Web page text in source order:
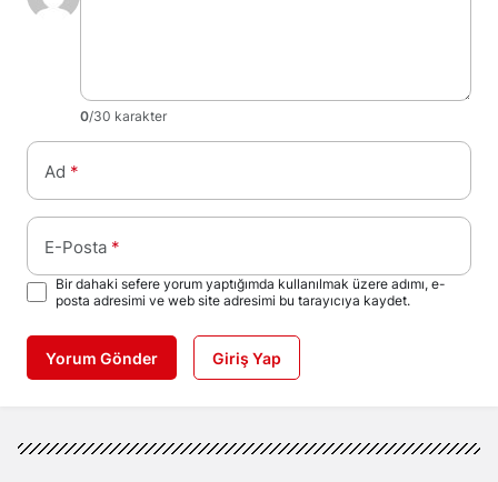
0/30 karakter
Ad *
E-Posta *
Bir dahaki sefere yorum yaptığımda kullanılmak üzere adımı, e-
posta adresimi ve web site adresimi bu tarayıcıya kaydet.
Yorum Gönder Giriş Yap